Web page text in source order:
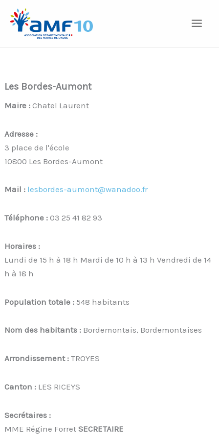
contenu
Les Bordes-Aumont
Maire :Chatel Laurent
Adresse :
3 place de l'école
10800 Les Bordes-Aumont
Mail : lesbordes-aumont@wanadoo.fr
Téléphone :03 25 41 82 93
Horaires :
Lundi de 15 h à 18 h Mardi de 10 h à 13 h Vendredi de 14
h à 18 h
Population totale : 548 habitants
Nom des habitants : Bordemontais, Bordemontaises
Arrondissement :TROYES
Canton : LES RICEYS
Secrétaires :
MME Régine ForretSECRETAIRE